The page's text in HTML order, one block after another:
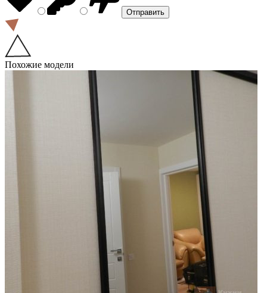
Похожие модели